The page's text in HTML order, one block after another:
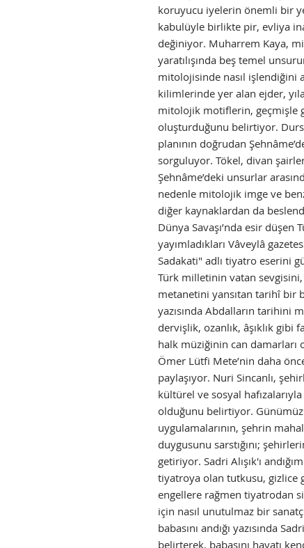
koruyucu iyelerin önemli bir
kabulüyle birlikte pir, evliya
değiniyor. Muharrem Kaya,
yaratılışında beş temel
mitolojisinde nasıl işlendiğini
kilimlerinde yer alan ejder,
mitolojik motiflerin, geçmişle
oluşturduğunu belirtiyor.
planının doğrudan
sorguluyor. Tökel, divan
Şehnâme’deki unsurlar
nedenle mitolojik imge ve
diğer kaynaklardan da
Dünya Savaşı’nda esir
yayımladıkları Vâveylâ
Sadakati" adlı tiyatro eserini
Türk milletinin vatan
metanetini yansıtan tarihî bir
yazısında Abdalların tarihini
dervişlik, ozanlık, âşıklık gibi
halk müziğinin can damarları
Ömer Lütfi Mete’nin daha
paylaşıyor. Nuri Sincanlı,
kültürel ve sosyal
olduğunu belirtiyor.
uygulamalarının, şehrin
duygusunu sarstığını;
getiriyor. Sadri Alışık'ı
tiyatroya olan tutkusu, gizlice
engellere rağmen tiyatrodan
için nasıl unutulmaz bir
babasını andığı yazısında
belirterek, babasını hayatı